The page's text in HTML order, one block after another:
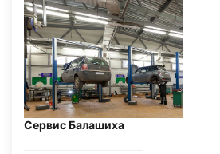
Сервис Балашиха